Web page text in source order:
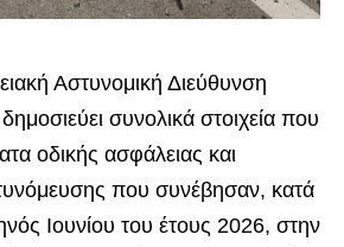
Αστυνομική Διεύθυνση
συνολικά στοιχεία που
οδικής ασφάλειας και
που συνέβησαν, κατά
Ιουνίου του έτους 2026, στην